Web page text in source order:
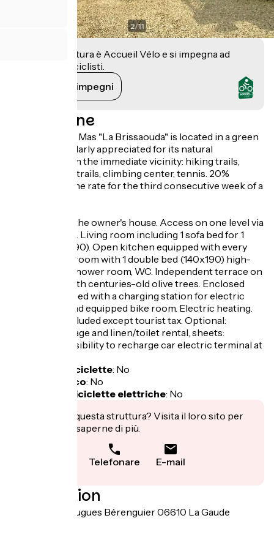
2/11
Questa struttura è Accueil Vélo e si impegna ad
accogliere i ciclisti.
Vedi i suoi impegni
Descrizione
The Provençal Mas "La Brissaouda" is located in a green
setting particularly appreciated for its natural
environment. In the immediate vicinity: hiking trails,
mountain bike trails, climbing center, tennis. 20%
reduction on the rate for the third consecutive week of a
Gîte adjoining the owner's house. Access on one level via
private terrace. Living room including 1 sofa bed for 1
person (140x190). Open kitchen equipped with every
comfort. 1 Bedroom with 1 double bed (140x190) high-
end bedding. Shower room, WC. Independent terrace on
land planted with centuries-old olive trees. Enclosed
parking equipped with a charging station for electric
cars. Secure and equipped bike room. Electric heating.
All charges included except tourist tax. Optional:
Cleaning package and linen/toilet rental, sheets:
€22/pers. Possibility to recharge car electric terminal at
Garage per biciclette: No
Pranzo al sacco: No
Ricarica per biciclette elettriche: No
Ti interessa questa struttura? Visita il loro sito per
prenotare o saperne di più.
Telefonare E-mail
Localisation
830 Chemin Hugues Bérenguier 06610 La Gaude